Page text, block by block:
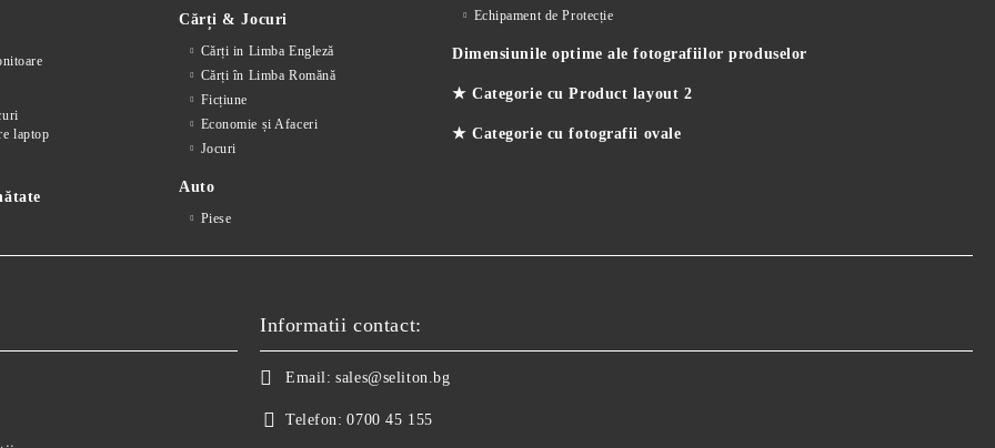
laptop
Cărți & Jocuri
Cărți in Limba Engleză
Cărți în Limba Romănă
Ficțiune
Economie și Afaceri
Jocuri
Auto
Piese
Echipament de Protecție
Dimensiunile optime ale fotografiilor produselor
★ Categorie cu Product layout 2
★ Categorie cu fotografii ovale
Informatii contact:
Email: sales@seliton.bg
Telefon: 0700 45 155